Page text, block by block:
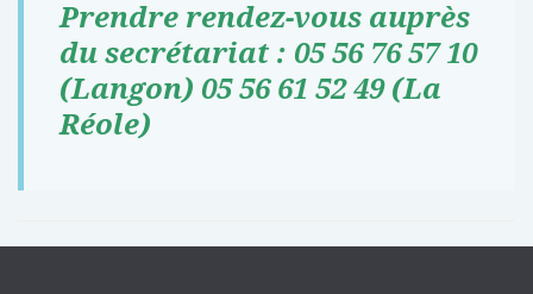
Prendre rendez-vous auprès
du secrétariat : 05 56 76 57 10
(Langon) 05 56 61 52 49 (La
Réole)